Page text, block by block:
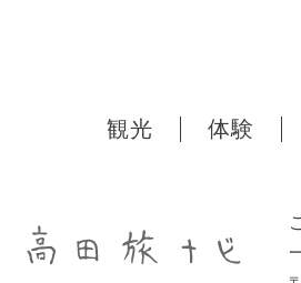
観光 体験